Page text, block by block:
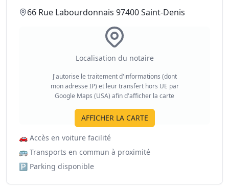
66 Rue Labourdonnais 97400 Saint-Denis
Localisation du notaire
J'autorise le traitement d'informations (dont
mon adresse IP) et leur transfert hors UE par
Google Maps (USA) afin d'afficher la carte
AFFICHER LA CARTE
🚗 Accès en voiture facilité
🚌 Transports en commun à proximité
🅿️ Parking disponible